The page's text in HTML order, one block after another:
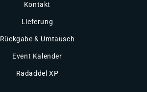
Kontakt
Lieferung
Rückgabe & Umtausch
Event Kalender
Radaddel XP